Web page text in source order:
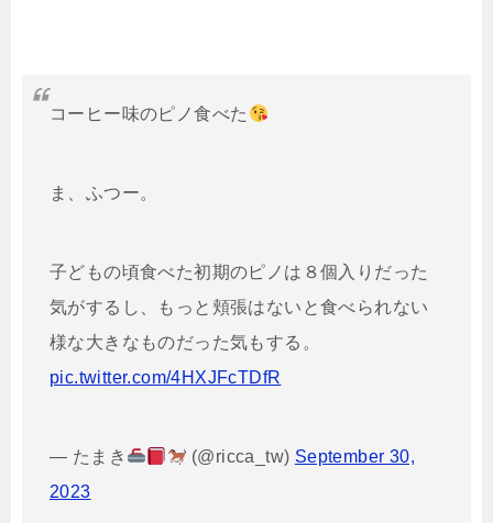
コーヒー味のピノ食べた
ま、ふつー。
子どもの頃食べた初期のピノは８個入りだった
気がするし、もっと頬張はないと食べられない
様な大きなものだった気もする。
pic.twitter.com/4HXJFcTDfR
— たまき (@ricca_tw) September 30,
2023